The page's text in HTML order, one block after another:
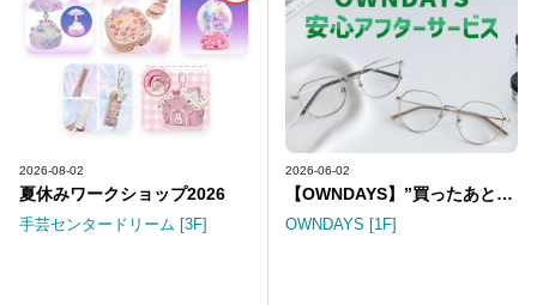
2026-08-02
夏休みワークショップ2026
手芸センタードリーム [3F]
2026-06-02
【OWNDAYS】”買ったあとも安心”、アフターサービスをご紹介!
OWNDAYS [1F]